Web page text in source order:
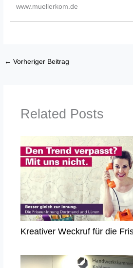
www.muellerkom.de
← Vorheriger Beitrag
Related Posts
Kreativer Weckruf für die